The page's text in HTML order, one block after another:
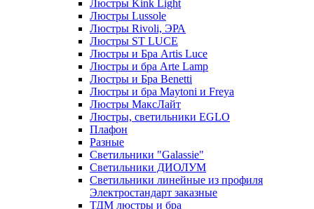
Люстры Kink Light
Люстры Lussole
Люстры Rivoli, ЭРА
Люстры ST LUCE
Люстры и Бра Artis Luce
Люстры и бра Arte Lamp
Люстры и Бра Benetti
Люстры и бра Maytoni и Freya
Люстры МаксЛайт
Люстры, светильники EGLO
Плафон
Разные
Светильники "Galassie"
Светильники ДИОЛУМ
Светильники линейные из профиля
Электростандарт заказные
ТДМ люстры и бра